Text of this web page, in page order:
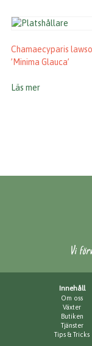
Chamaecyparis
’Minima Glauca’
Läs mer
Vi
Innehåll
Om oss
Växter
Butiken
Tjänster
Tips & Tricks